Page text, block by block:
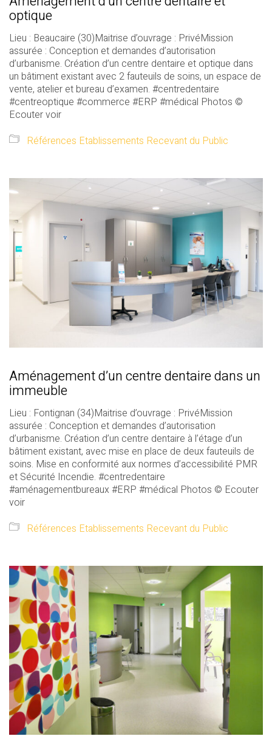
optique
Lieu : Beaucaire (30)Maitrise d’ouvrage : PrivéMission
assurée : Conception et demandes d’autorisation
d’urbanisme. Création d’un centre dentaire et optique dans
un bâtiment existant avec 2 fauteuils de soins, un espace de
vente, atelier et bureau d’examen. #centredentaire
#centreoptique #commerce #ERP #médical Photos ©
Ecouter voir
Références Etablissements Recevant du Public
Aménagement d’un centre dentaire dans un
immeuble
Lieu : Fontignan (34)Maitrise d’ouvrage : PrivéMission
assurée : Conception et demandes d’autorisation
d’urbanisme. Création d’un centre dentaire à l’étage d’un
bâtiment existant, avec mise en place de deux fauteuils de
soins. Mise en conformité aux normes d’accessibilité PMR
et Sécurité Incendie. #centredentaire
#aménagementbureaux #ERP #médical Photos © Ecouter
voir
Références Etablissements Recevant du Public